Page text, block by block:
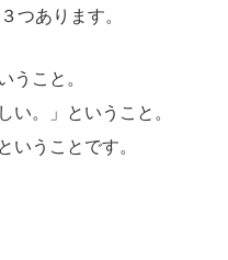
３つあります。
うこと。
い。」ということ。
いうことです。